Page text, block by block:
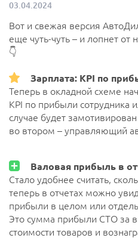
03.04.2024
Вот и свежая версия
еще чуть-чуть – и лопнет от
👇
Зарплата: KPI по
Теперь в окладной схеме
KPI по прибыли сотрудника
случае будет
во втором – управляющий
Валовая прибыль в
Стало удобнее считать,
теперь в отчетах можно
прибыли в целом или
Это сумма прибыли СТО за
стоимости товаров и